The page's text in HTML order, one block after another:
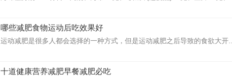
哪些减肥食物运动后吃效果好
运动减肥是很多人都会选择的一种方式，但是运动减肥之后导致的食欲大开...
十道健康营养减肥早餐减肥必吃